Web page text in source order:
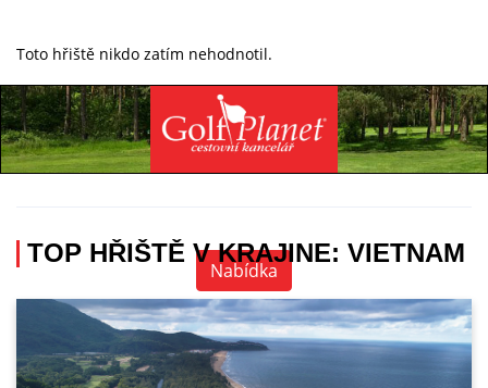
Toto hřiště nikdo zatím nehodnotil.
Nabídka
TOP HŘIŠTĚ V KRAJINE: VIETNAM